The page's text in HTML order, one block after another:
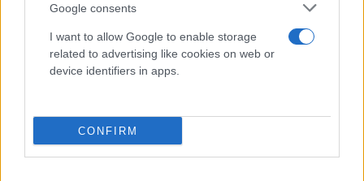
Google consents
I want to allow Google to enable storage
related to advertising like cookies on web or
device identifiers in apps.
CONFIRM
Ολυμπία), στα Τρίκαλα (Περτούλι, Ελάτη, Πύλη,
Καστράκι) στη Φλώρινα (Αμύνταιο, Αγιος
Παντελεήμονας, Πρέσπες, Φιλώτας, Δροσοπηγή,